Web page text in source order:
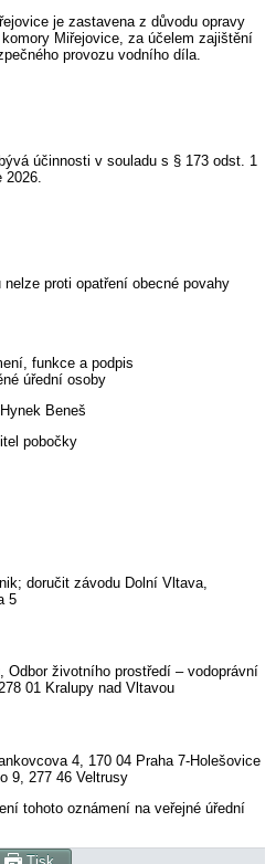
je zastavena z důvodu opravy
Miřejovice, za účelem zajištění
provozu vodního díla.
účinnosti v souladu s § 173 odst. 1
proti opatření obecné povahy
funkce a podpis
úřední osoby
Beneš
pobočky
doručit závodu Dolní Vltava,
5
Odbor životního prostředí – vodoprávní
01 Kralupy nad Vltavou
4, 170 04 Praha 7-Holešovice
9, 277 46 Veltrusy
tohoto oznámení na veřejné úřední